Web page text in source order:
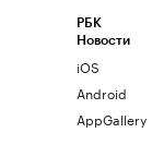
РБК
Новости
iOS
Android
AppGallery